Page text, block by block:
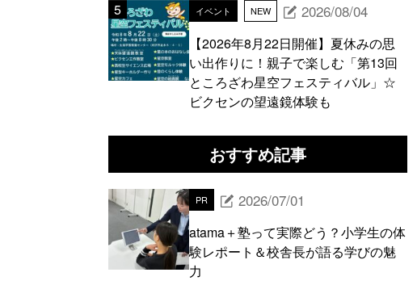
イベント NEW 2026/08/04
【2026年8月22日開催】夏休みの思
い出作りに！親子で楽しむ「第13回
ところざわ星空フェスティバル」☆
ビクセンの望遠鏡体験も
おすすめ記事
PR 2026/07/01
atama＋塾って実際どう？小学生の体
験レポート＆校舎長が語る学びの魅
力